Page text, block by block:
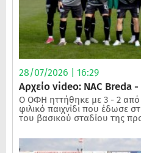
28/07/2026 | 16:29
Αρχείο video: NAC Breda
Ο ΟΦΗ ηττήθηκε με 3 - 2
φιλικό παιχνίδι που έδωσε
του βασικού σταδίου της